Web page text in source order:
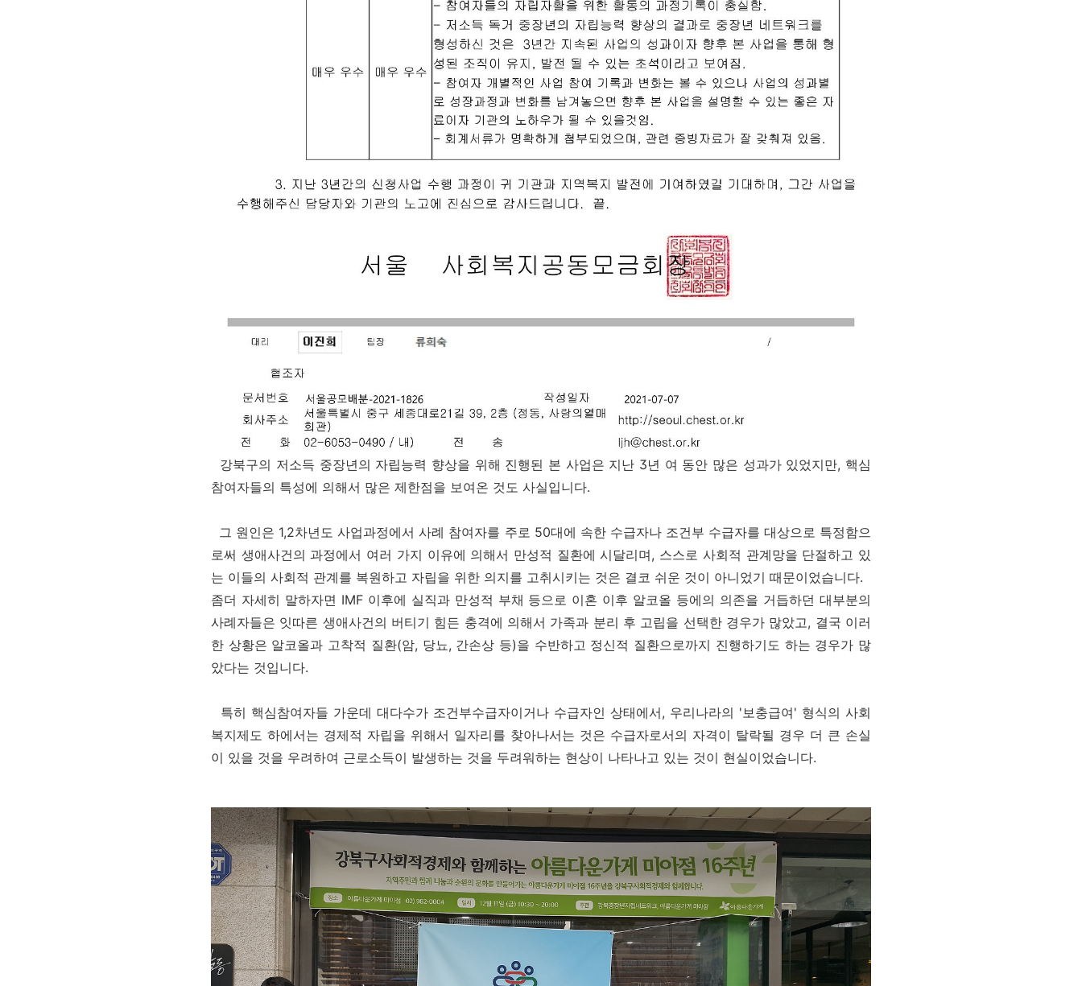
강북구의 저소득 중장년의 자립능력 향상을 위해 진행된 본 사업은 지난 3년 여 동안 많은 성과가 있었지만, 핵심
참여자들의 특성에 의해서 많은 제한점을 보여온 것도 사실입니다.
그 원인은 1,2차년도 사업과정에서 사례 참여자를 주로 50대에 속한 수급자나 조건부 수급자를 대상으로 특정함으
로써 생애사건의 과정에서 여러 가지 이유에 의해서 만성적 질환에 시달리며, 스스로 사회적 관계망을 단절하고 있
는 이들의 사회적 관계를 복원하고 자립을 위한 의지를 고취시키는 것은 결코 쉬운 것이 아니었기 때문이었습니다.
좀더 자세히 말하자면 IMF 이후에 실직과 만성적 부채 등으로 이혼 이후 알코올 등에의 의존을 거듭하던 대부분의
사례자들은 잇따른 생애사건의 버티기 힘든 충격에 의해서 가족과 분리 후 고립을 선택한 경우가 많았고, 결국 이러
한 상황은 알코올과 고착적 질환(암, 당뇨, 간손상 등)을 수반하고 정신적 질환으로까지 진행하기도 하는 경우가 많
았다는 것입니다.
특히 핵심참여자들 가운데 대다수가 조건부수급자이거나 수급자인 상태에서, 우리나라의 '보충급여' 형식의 사회
복지제도 하에서는 경제적 자립을 위해서 일자리를 찾아나서는 것은 수급자로서의 자격이 탈락될 경우 더 큰 손실
이 있을 것을 우려하여 근로소득이 발생하는 것을 두려워하는 현상이 나타나고 있는 것이 현실이었습니다.